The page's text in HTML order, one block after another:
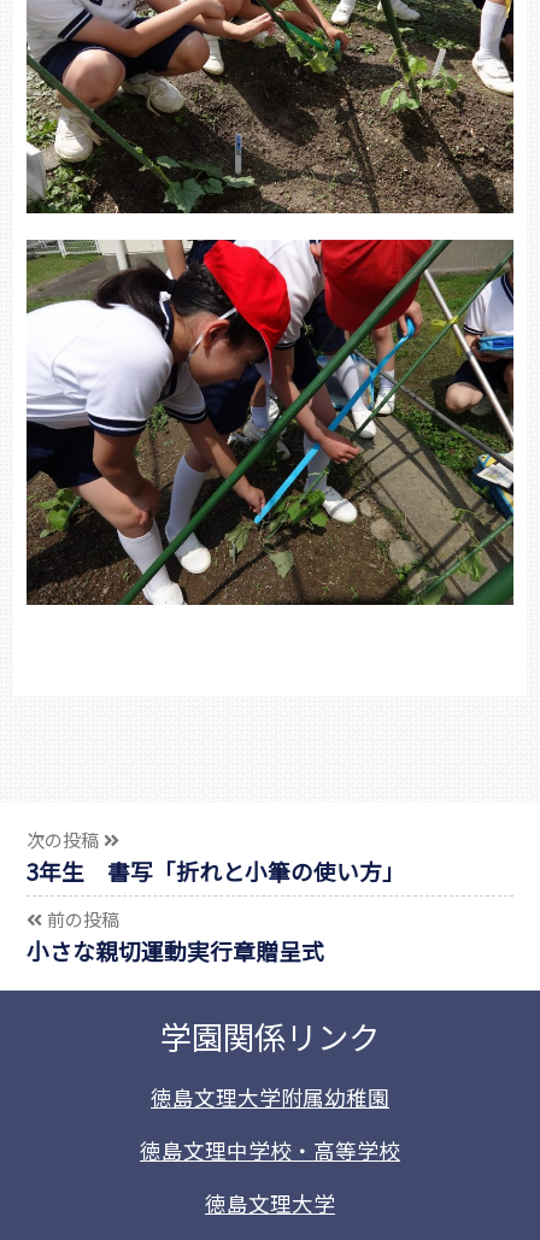
次の投稿
3年生 書写「折れと小筆の使い方」
前の投稿
小さな親切運動実行章贈呈式
学園関係リンク
徳島文理大学附属幼稚園
徳島文理中学校・高等学校
徳島文理大学